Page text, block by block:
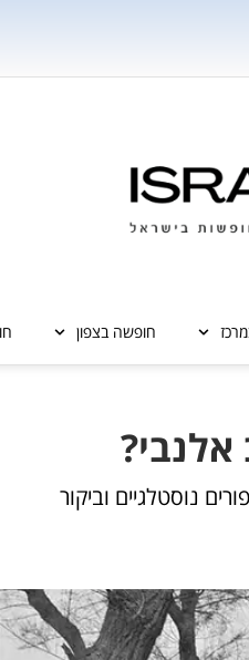
חופשה בצפון
נוסטלגיים וביקור